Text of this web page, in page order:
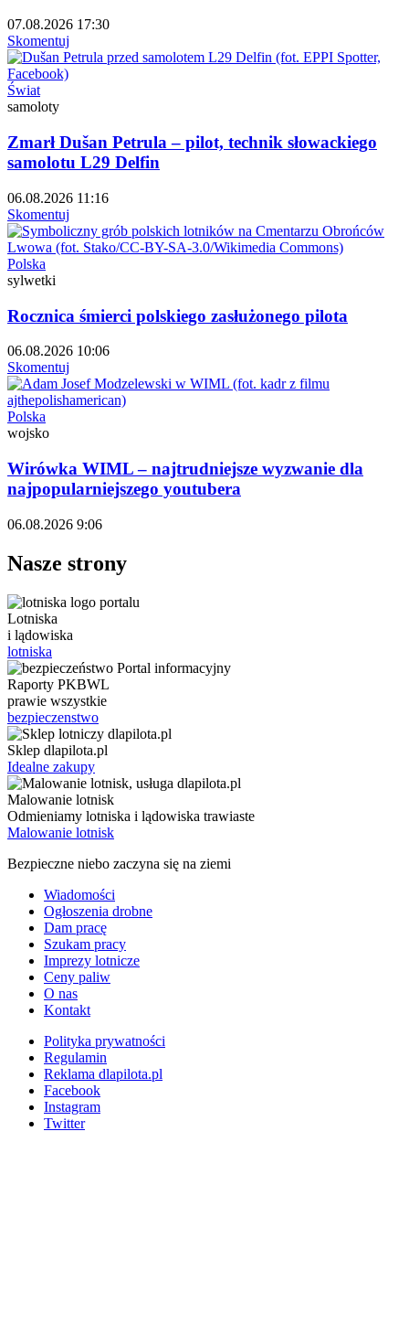
07.08.2026 17:30
Skomentuj
Świat
samoloty
Zmarł Dušan Petrula – pilot, technik słowackiego
samolotu L29 Delfin
06.08.2026 11:16
Skomentuj
Polska
sylwetki
Rocznica śmierci polskiego zasłużonego pilota
06.08.2026 10:06
Skomentuj
Polska
wojsko
Wirówka WIML – najtrudniejsze wyzwanie dla
najpopularniejszego youtubera
06.08.2026 9:06
Nasze strony
Lotniska
i lądowiska
lotniska
Raporty PKBWL
prawie wszystkie
bezpieczenstwo
Sklep dlapilota.pl
Idealne zakupy
Malowanie lotnisk
Odmieniamy lotniska i lądowiska trawiaste
Malowanie lotnisk
Bezpieczne niebo zaczyna się na ziemi
Wiadomości
Ogłoszenia drobne
Dam pracę
Szukam pracy
Imprezy lotnicze
Ceny paliw
O nas
Kontakt
Polityka prywatności
Regulamin
Reklama dlapilota.pl
Facebook
Instagram
Twitter